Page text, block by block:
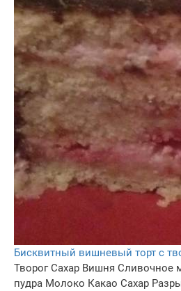
Бисквитный вишневый торт с
Творог Сахар Вишня Сливочное
пудра Молоко Какао Сахар